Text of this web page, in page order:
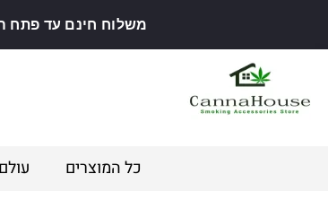
משלוח חינם עד פתח
כל המוצרים